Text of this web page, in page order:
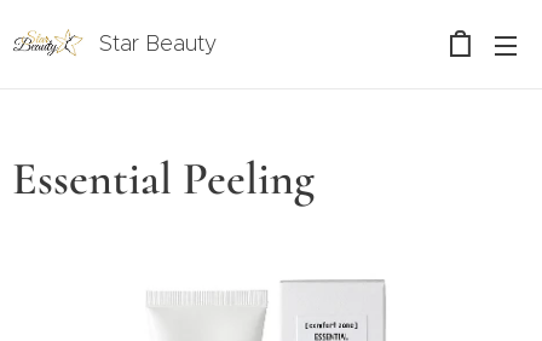
Star Beauty
Essential Peeling